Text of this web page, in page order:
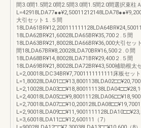
間3.0間1.5間2.0間2.5間3.0間1.5間2.0間選択束柱
大引セット１.５間
18LDA62BR¥21,60028LDA65BR¥35,700２.５間
18LDA63BR¥21,80028LDA66BR¥36,000大引セッ
間18LDA67BR¥8,20028LDA70BR¥16,500２.０間
18LDA68BR¥14,80028LDA71BR¥29,400２.５間
18LDA69BR¥21,80028LDA72BR¥43,500補助根太
L=2,00018LDC34BR¥7,7001111111111床板セット
L=3,60018LDA11□□¥12,600111（7）